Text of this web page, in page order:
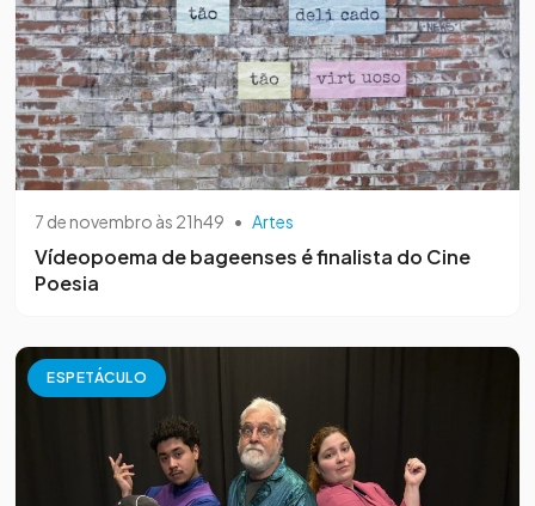
7 de novembro às 21h49 • Artes
Vídeopoema de bageenses é finalista do Cine
Poesia
ESPETÁCULO